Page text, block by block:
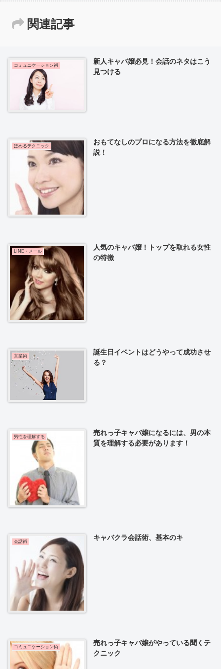
関連記事
コミュニケーション術
新人キャバ嬢必見！会話のネタはこう
見つける
ほめるテクニック
おもてなしのプロになる方法を徹底解
説！
LINE・メール
人気のキャバ嬢！トップを取れる女性
の特徴
営業術
誕生日イベントはどうやって成功させ
る？
男性を理解する
売れっ子キャバ嬢になるには、男の本
質を理解する必要があります！
会話術 キャバクラ会話術、基本のキ
コミュニケーション術
売れっ子キャバ嬢がやっている聞くテ
クニック